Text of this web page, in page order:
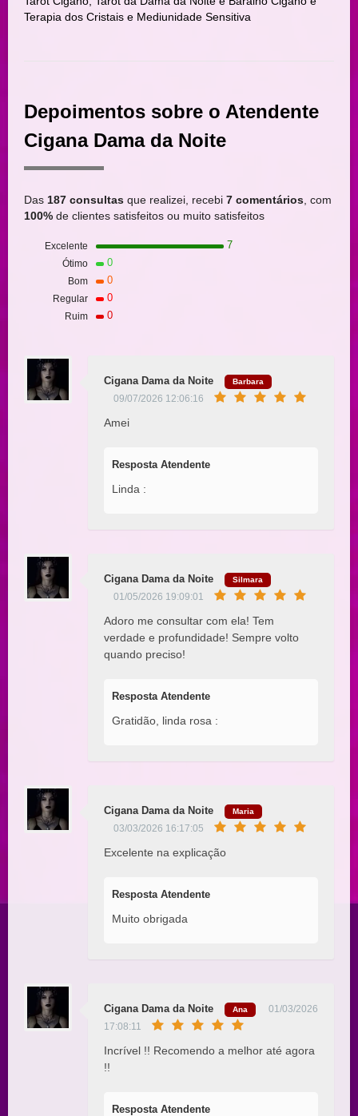
Terapia dos Cristais e Mediunidade Sensitiva
Depoimentos sobre o Atendente
Cigana Dama da Noite
Das 187 consultas que realizei, recebi 7 comentários , com
100% de clientes satisfeitos ou muito satisfeitos
Excelente 7
Ótimo 0
Bom 0
Regular 0
Ruim 0
Cigana Dama da Noite Barbara
09/07/2026 12:06:16
Amei
Resposta Atendente
Linda :
Cigana Dama da Noite Silmara
01/05/2026 19:09:01
Adoro me consultar com ela! Tem
verdade e profundidade! Sempre volto
quando preciso!
Resposta Atendente
Gratidão, linda rosa :
Cigana Dama da Noite Maria
03/03/2026 16:17:05
Excelente na explicação
Resposta Atendente
Muito obrigada
Cigana Dama da Noite Ana
01/03/2026
17:08:11
Incrível !! Recomendo a melhor até agora
!!
Resposta Atendente